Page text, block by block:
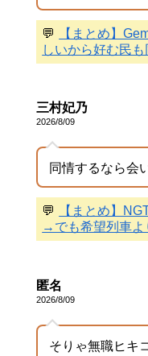
💬
【まとめ】
しいから好む民
三村妃乃
2026/8/09
同情するなら会
💬
【まとめ】
→でも希望列車よ
匿名
2026/8/09
そりゃ無職ヒキ